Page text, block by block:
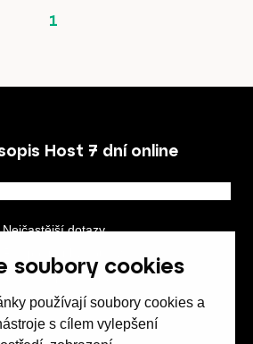
soubory cookies
používají soubory cookies a
s cílem vylepšení
Obchod
Kontakt
1
Host 7 dní online
Nejčastější dotazy
podmínky